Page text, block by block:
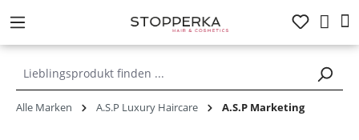
springen
Alle Marken A.S.P Luxury Haircare A.S.P Marketing